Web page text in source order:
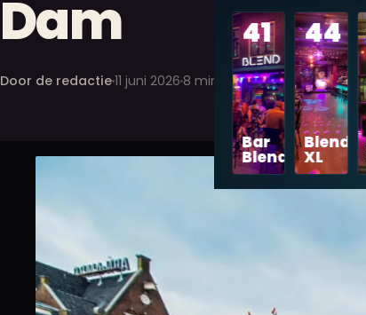
41
Bar
Blend
44
Blend
XL
Dam
Door de redactie11 juni 2026 8 min lezen